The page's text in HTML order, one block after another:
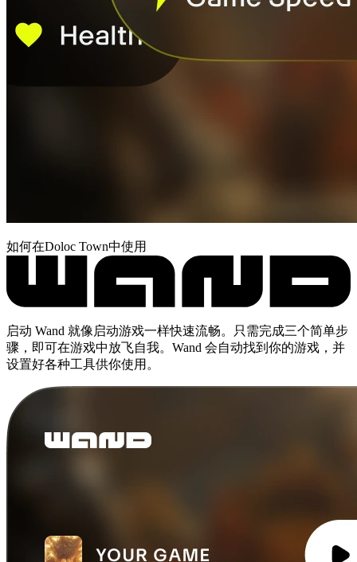
如何在Doloc Town中使用
启动 Wand 就像启动游戏一样快速流畅。只需完成三个简单步
骤，即可在游戏中放飞自我。Wand 会自动找到你的游戏，并
设置好各种工具供你使用。